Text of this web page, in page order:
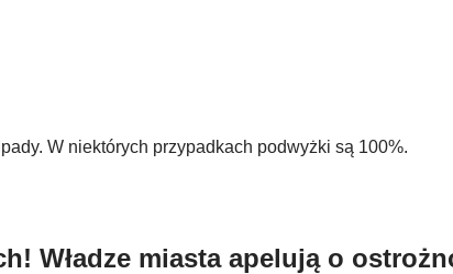
W niektórych przypadkach podwyżki są 100%.
Władze miasta apelują o